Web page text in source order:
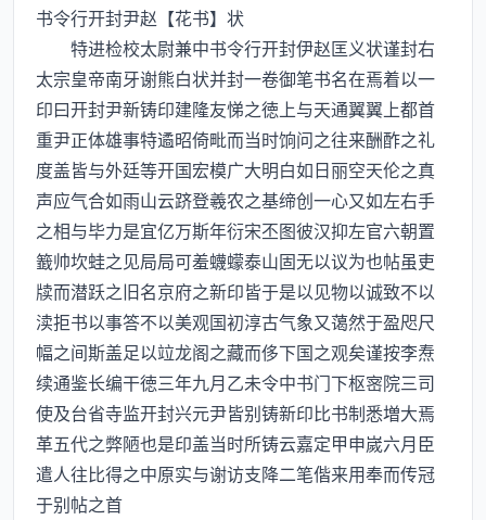
书令行开封尹赵【花书】状
特进检校太尉兼中书令行开封伊赵匡义状谨封右
太宗皇帝南牙谢熊白状并封一卷御笔书名在焉着以一
印曰开封尹新铸印建隆友悌之徳上与天通翼翼上都首
重尹正体雄事特遹昭倚毗而当时饷问之往来酬酢之礼
度盖皆与外廷等开国宏模广大明白如日丽空天伦之真
声应气合如雨山云跻登羲农之基缔创一心又如左右手
之相与毕力是宜亿万斯年衍宋丕图彼汉抑左官六朝置
籖帅坎蛙之见局局可羞蠛蠓泰山固无以议为也帖虽吏
牍而潜跃之旧名京府之新印皆于是以见物以诚致不以
渎拒书以事答不以美观国初淳古气象又蔼然于盈咫尺
幅之间斯盖足以竝龙阁之藏而侈下国之观矣谨按李焘
续通鉴长编干徳三年九月乙未令中书门下枢宻院三司
使及台省寺监开封兴元尹皆别铸新印比书制悉増大焉
革五代之弊陋也是印盖当时所铸云嘉定甲申嵗六月臣
遣人往比得之中原实与谢访支降二笔偕来用奉而传冠
于别帖之首